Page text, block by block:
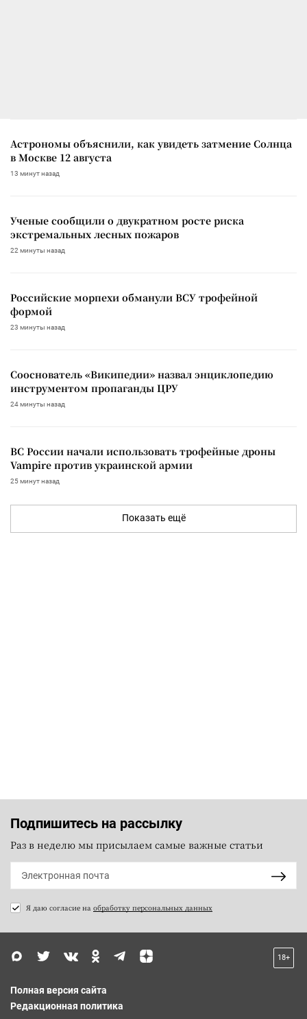
Астрономы объяснили, как увидеть затмение Солнца
в Москве 12 августа
13 минут назад
Ученые сообщили о двукратном росте риска
экстремальных лесных пожаров
22 минуты назад
Российские морпехи обманули ВСУ трофейной
формой
23 минуты назад
Сооснователь «Википедии» назвал энциклопедию
инструментом пропаганды ЦРУ
24 минуты назад
ВС России начали использовать трофейные дроны
Vampire против украинской армии
25 минут назад
Показать ещё
Подпишитесь на рассылку
Раз в неделю мы присылаем самые важные статьи
Я даю согласие на обработку персональных данных
18+
Полная версия сайта
Редакционная политика